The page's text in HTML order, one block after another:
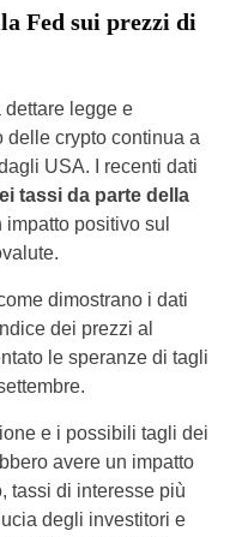
Fed sui prezzi di
dettare legge e
delle crypto continua a
USA. I recenti dati
tassi da parte della
impatto positivo sul
dimostrano i dati
dei prezzi al
le speranze di tagli
e i possibili tagli dei
avere un impatto
tassi di interesse più
degli investitori e